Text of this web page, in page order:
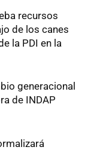
recursos
de los canes
la PDI en la
generacional
de INDAP